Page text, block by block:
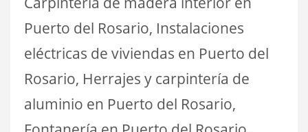
Puerto del Rosario, Instalaciones
eléctricas de viviendas en Puerto del
Rosario, Herrajes y carpintería de
aluminio en Puerto del Rosario,